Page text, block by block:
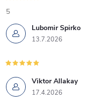
Lubomir Spirko
13.7.2026
5
Viktor Allakay
17.4.2026